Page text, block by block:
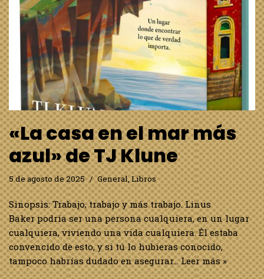
«La casa en el mar más
azul» de TJ Klune
5 de agosto de 2025 General,Libros
Sinopsis: Trabajo, trabajo y más trabajo. Linus
Baker podría ser una persona cualquiera, en un lugar
cualquiera, viviendo una vida cualquiera. Él estaba
convencido de esto, y si tú lo hubieras conocido,
tampoco habrías dudado en asegurar…Leer más »